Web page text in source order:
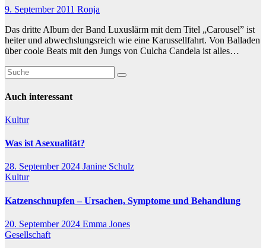
9. September 2011 Ronja
Das dritte Album der Band Luxuslärm mit dem Titel „Carousel” ist
heiter und abwechslungsreich wie eine Karussellfahrt. Von Balladen
über coole Beats mit den Jungs von Culcha Candela ist alles…
Auch interessant
Kultur
Was ist Asexualität?
28. September 2024 Janine Schulz
Kultur
Katzenschnupfen – Ursachen, Symptome und Behandlung
20. September 2024 Emma Jones
Gesellschaft